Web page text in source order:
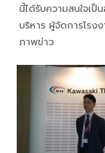
นี้ได้รับความสนใจเ
บริหาร ผู้จัดการโรง
ภาพข่าว